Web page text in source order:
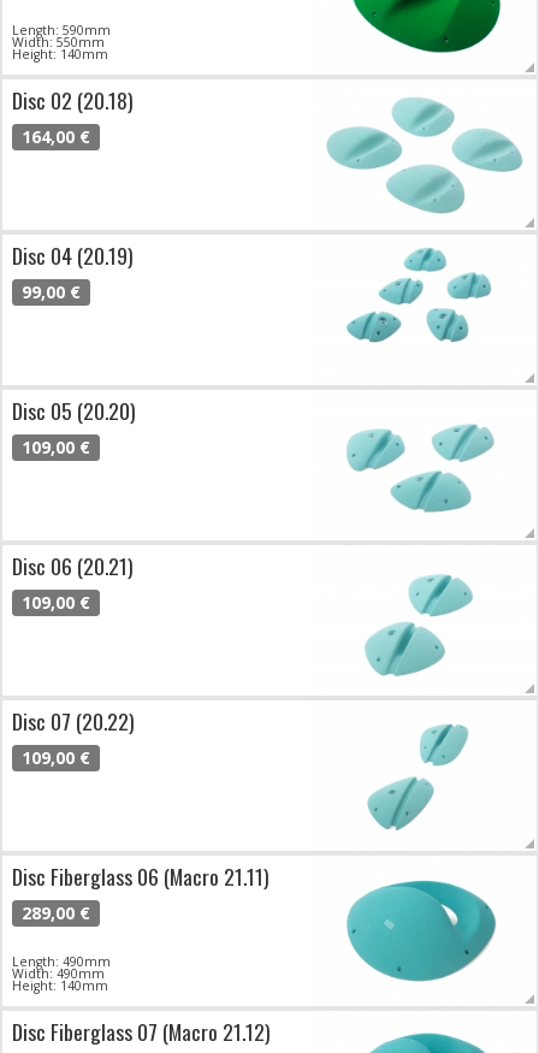
Length: 590mm
Width: 550mm
Height: 140mm
Disc 02 (20.18)
164,00 €
Disc 04 (20.19)
99,00 €
Disc 05 (20.20)
109,00 €
Disc 06 (20.21)
109,00 €
Disc 07 (20.22)
109,00 €
Disc Fiberglass 06 (Macro 21.11)
289,00 €
Length: 490mm
Width: 490mm
Height: 140mm
Disc Fiberglass 07 (Macro 21.12)